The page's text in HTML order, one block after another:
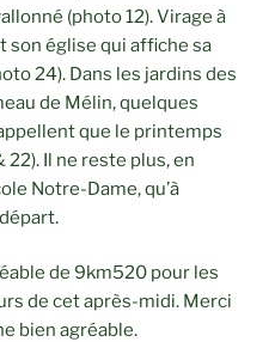
(photo 12). Virage à
son église qui affiche sa
24). Dans les jardins des
de Mélin, quelques
que le printemps
Il ne reste plus, en
Notre-Dame, qu’à
de 9km520 pour les
de cet après-midi. Merci
bien agréable.